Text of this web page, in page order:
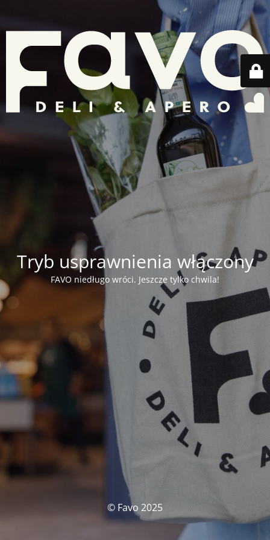
Tryb usprawnienia włączony
FAVO niedługo wróci. Jeszcze tylko chwila!
© Favo 2025